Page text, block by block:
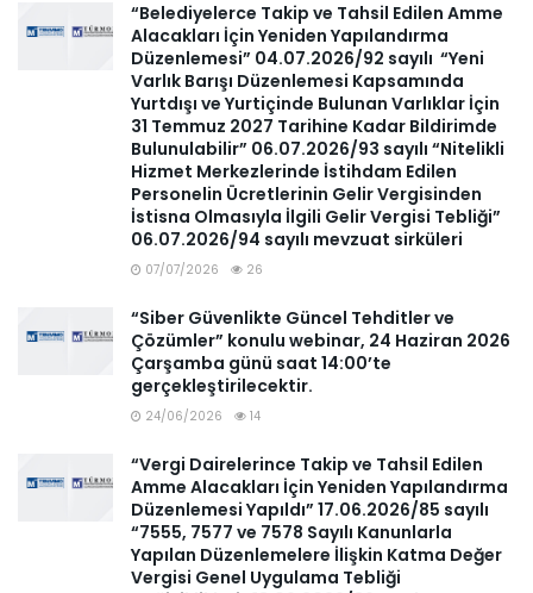
“Belediyelerce Takip ve Tahsil Edilen Amme
Alacakları İçin Yeniden Yapılandırma
Düzenlemesi” 04.07.2026/92 sayılı “Yeni
Varlık Barışı Düzenlemesi Kapsamında
Yurtdışı ve Yurtiçinde Bulunan Varlıklar İçin
31 Temmuz 2027 Tarihine Kadar Bildirimde
Bulunulabilir” 06.07.2026/93 sayılı “Nitelikli
Hizmet Merkezlerinde İstihdam Edilen
Personelin Ücretlerinin Gelir Vergisinden
İstisna Olmasıyla İlgili Gelir Vergisi Tebliği”
06.07.2026/94 sayılı mevzuat sirküleri
07/07/2026 26
“Siber Güvenlikte Güncel Tehditler ve
Çözümler” konulu webinar, 24 Haziran 2026
Çarşamba günü saat 14:00’te
gerçekleştirilecektir.
24/06/2026 14
“Vergi Dairelerince Takip ve Tahsil Edilen
Amme Alacakları İçin Yeniden Yapılandırma
Düzenlemesi Yapıldı” 17.06.2026/85 sayılı
“7555, 7577 ve 7578 Sayılı Kanunlarla
Yapılan Düzenlemelere İlişkin Katma Değer
Vergisi Genel Uygulama Tebliği